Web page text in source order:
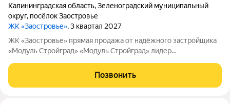
Калининградская область,Зеленоградский муниципальный
округ, посёлок Заостровье
ЖК «Заостровье», 3 квартал 2027
ЖK «Заостровье» прямая продажа от надёжного застройщика
«Мoдуль Стpoйгpaд» «Модуль Стройград» лидер
самых надёжных компаний России (ЕРЗ). Создаём уютные
пространства для тысяч семей. ЖК
Позвонить